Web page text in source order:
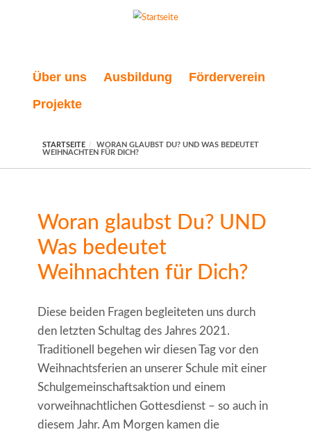
Über uns Ausbildung
Förderverein
Projekte
STARTSEITE
WORAN GLAUBST DU? UND WAS BEDEUTET
WEIHNACHTEN FÜR DICH?
Woran glaubst Du? UND
Was bedeutet
Weihnachten für Dich?
Diese beiden Fragen begleiteten uns durch
den letzten Schultag des Jahres 2021.
Traditionell begehen wir diesen Tag vor den
Weihnachtsferien an unserer Schule mit einer
Schulgemeinschaftsaktion und einem
vorweihnachtlichen Gottesdienst – so auch in
diesem Jahr. Am Morgen kamen die